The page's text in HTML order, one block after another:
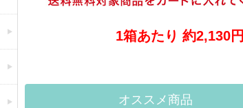
1箱あたり 約2,130円
オススメ商品